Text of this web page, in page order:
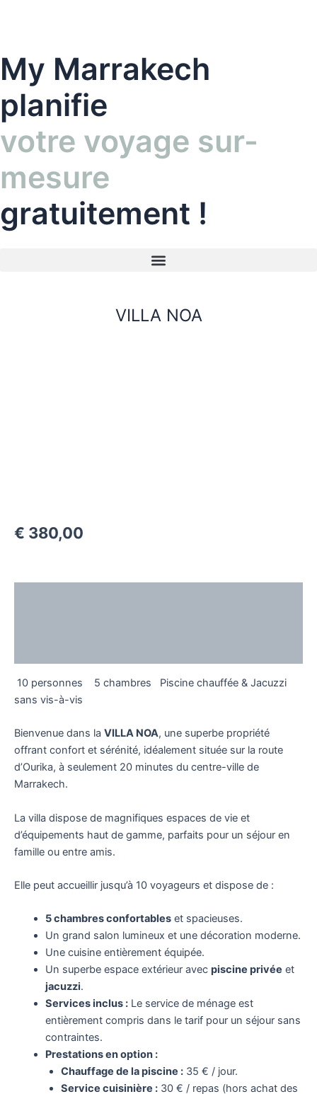
My Marrakech
planifie
votre voyage sur-
mesure
gratuitement !
VILLA NOA
€ 380,00
10 personnes 5 chambres
Piscine chauffée & Jacuzzi
sans vis-à-vis
Bienvenue dans la VILLA NOA, une superbe propriété
offrant confort et sérénité, idéalement située sur la route
d’Ourika, à seulement 20 minutes du centre-ville de
Marrakech.
La villa dispose de magnifiques espaces de vie et
d’équipements haut de gamme, parfaits pour un séjour en
famille ou entre amis.
Elle peut accueillir jusqu’à 10 voyageurs et dispose de :
5 chambres confortableset spacieuses.
Un grand salon lumineux et une décoration moderne.
Une cuisine entièrement équipée.
Un superbe espace extérieur avec piscine privée et
jacuzzi.
Services inclus :Le service de ménage est
entièrement compris dans le tarif pour un séjour sans
contraintes.
Prestations en option :
Chauffage de la piscine :35 € / jour.
Service cuisinière :30 € / repas (hors achat des